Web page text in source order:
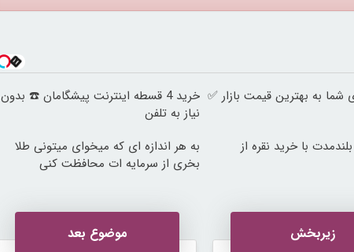
به بهترین قیمت بازار ✅
خرید 4 قسطه اینترنت پیشگامان ☎️ بدون
نیاز به تلفن
با خرید نقره از
به هر اندازه ای که میخوای میتونی طلا
بخری از سرمایه ات محافظت کنی
زیربخش موضوع بعد